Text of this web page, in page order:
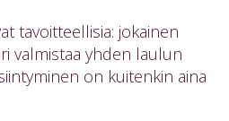
tavoitteellisia: jokainen
valmistaa yhden laulun
on kuitenkin aina